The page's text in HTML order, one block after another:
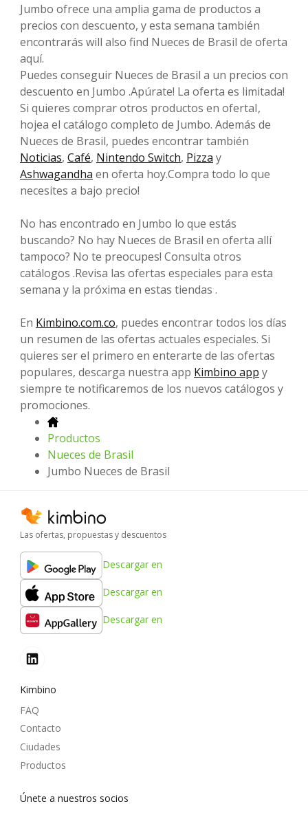
Jumbo ofrece una amplia gama de productos a
precios con descuento, y esta semana también
encontrarás will also find Nueces de Brasil de oferta
aquí.
Puedes conseguir Nueces de Brasil a un precios con
descuento en Jumbo .Apúrate! La oferta es limitada!
Si quieres comprar otros productos en ofertaI,
hojea el catálogo completo de Jumbo. Además de
Nueces de Brasil, puedes encontrar también
Noticias, Café, Nintendo Switch, Pizza y
Ashwagandha en oferta hoy.Compra todo lo que
necesites a bajo precio!
No has encontrado en Jumbo lo que estás
buscando? No hay Nueces de Brasil en oferta allí
tampoco? No te preocupes! Consulta otros
catálogos .Revisa las ofertas especiales para esta
semana y la próxima en estas tiendas .
En Kimbino.com.co, puedes encontrar todos los días
un resumen de las ofertas actuales especiales. Si
quieres ser el primero en enterarte de las ofertas
populares, descarga nuestra app Kimbino app y
siempre te notificaremos de los nuevos catálogos y
promociones.
Productos
Nueces de Brasil
Jumbo Nueces de Brasil
Las ofertas, propuestas y descuentos
Descargar en
Descargar en
Descargar en
Kimbino
FAQ
Contacto
Ciudades
Productos
Únete a nuestros socios